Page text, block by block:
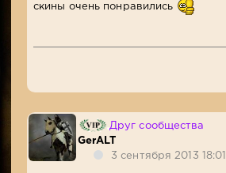
скины очень понравились
Друг сообщества
GerALT
3 сентября 2013 18:01